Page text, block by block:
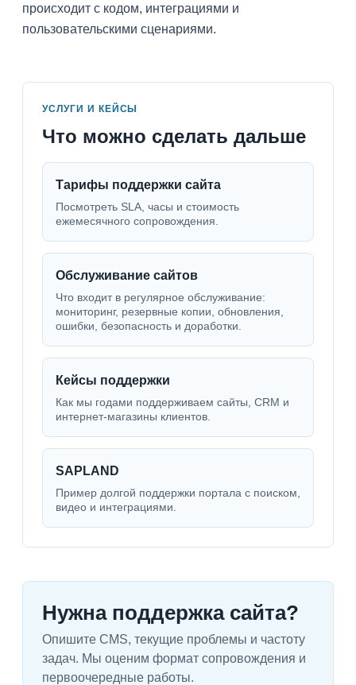
происходит с кодом, интеграциями и
пользовательскими сценариями.
УСЛУГИ И КЕЙСЫ
Что можно сделать дальше
Тарифы поддержки сайта
Посмотреть SLA, часы и стоимость
ежемесячного сопровождения.
Обслуживание сайтов
Что входит в регулярное обслуживание:
мониторинг, резервные копии, обновления,
ошибки, безопасность и доработки.
Кейсы поддержки
Как мы годами поддерживаем сайты, CRM и
интернет-магазины клиентов.
SAPLAND
Пример долгой поддержки портала с поиском,
видео и интеграциями.
Нужна поддержка сайта?
Опишите CMS, текущие проблемы и частоту
задач. Мы оценим формат сопровождения и
первоочередные работы.